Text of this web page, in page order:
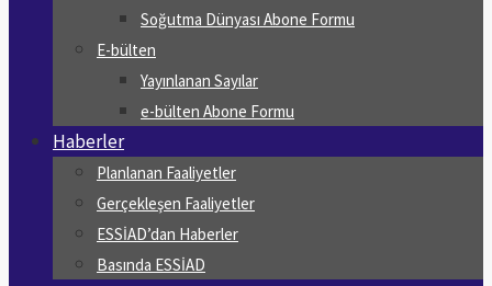
Soğutma Dünyası Abone Formu
E-bülten
Yayınlanan Sayılar
e-bülten Abone Formu
Haberler
Planlanan Faaliyetler
Gerçekleşen Faaliyetler
ESSİAD’dan Haberler
Basında ESSİAD